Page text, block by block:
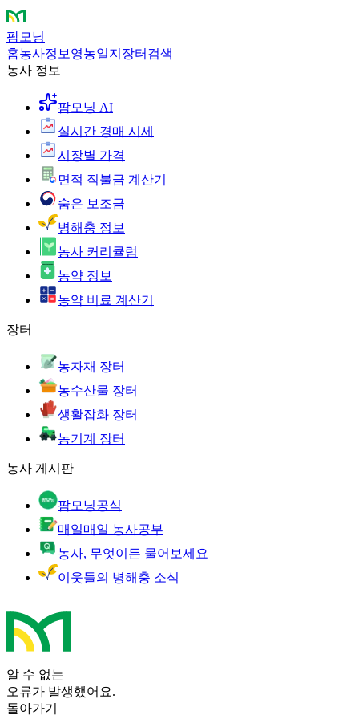
팜모닝
홈농사정보 영농일지 장터 검색
농사 정보
팜모닝 AI
실시간 경매 시세
시장별 가격
면적 직불금 계산기
숨은 보조금
병해충 정보
농사 커리큘럼
농약 정보
농약 비료 계산기
장터
농자재 장터
농수산물 장터
생활잡화 장터
농기계 장터
농사 게시판
팜모닝공식
매일매일 농사공부
농사, 무엇이든 물어보세요
이웃들의 병해충 소식
알 수 없는
오류가 발생했어요.
돌아가기